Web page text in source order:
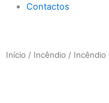
Contactos
Início / Incêndio / Incêndio